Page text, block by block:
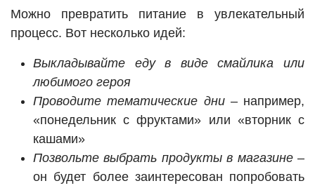
Можно превратить питание в увлекательный
процесс. Вот несколько идей:
Выкладывайте еду в виде смайлика или
любимого героя
Проводите тематические дни– например,
«понедельник с фруктами» или «вторник с
кашами»
Позвольте выбрать продукты в магазине–
он будет более заинтересован попробовать